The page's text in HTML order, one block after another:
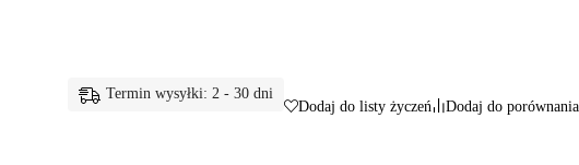
Termin wysyłki: 2 - 30 dni
Dodaj do listy życzeń Dodaj do porównania